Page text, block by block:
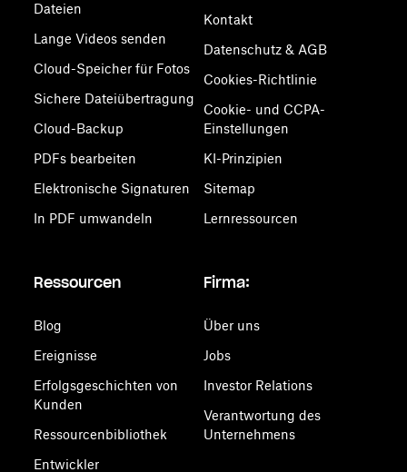
Dateien
Lange Videos senden
Cloud-Speicher für Fotos
Sichere Dateiübertragung
Cloud-Backup
PDFs bearbeiten
Elektronische Signaturen
In PDF umwandeln
Kontakt
Datenschutz & AGB
Cookies-Richtlinie
Cookie- und CCPA-
Einstellungen
KI-Prinzipien
Sitemap
Lernressourcen
Ressourcen
Blog
Ereignisse
Erfolgsgeschichten von
Kunden
Ressourcenbibliothek
Entwickler
Firma:
Über uns
Jobs
Investor Relations
Verantwortung des
Unternehmens